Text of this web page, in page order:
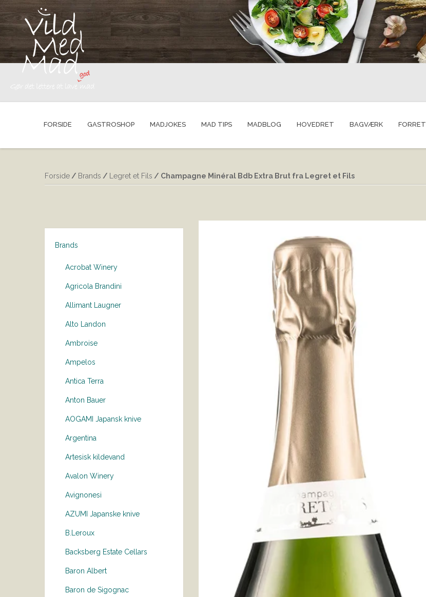
FORSIDE GASTROSHOP MADJOKES MAD TIPS MADBLOG HOVEDRET BAGVÆRK FORRET
Forside / Brands / Legret et Fils / Champagne Minéral Bdb Extra Brut fra Legret et Fils
Brands
Acrobat Winery
Agricola Brandini
Allimant Laugner
Alto Landon
Ambroise
Ampelos
Antica Terra
Anton Bauer
AOGAMI Japansk knive
Argentina
Artesisk kildevand
Avalon Winery
Avignonesi
AZUMI Japanske knive
B.Leroux
Backsberg Estate Cellars
Baron Albert
Baron de Sigognac